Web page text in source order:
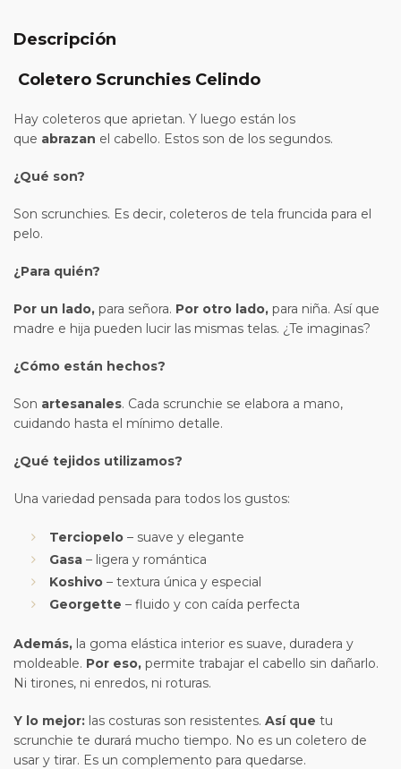
Descripción
Coletero Scrunchies Celindo
Hay coleteros que aprietan. Y luego están los
que abrazan el cabello. Estos son de los segundos.
¿Qué son?
Son scrunchies. Es decir, coleteros de tela fruncida para el
pelo.
¿Para quién?
Por un lado, para señora. Por otro lado, para niña. Así que
madre e hija pueden lucir las mismas telas. ¿Te imaginas?
¿Cómo están hechos?
Son artesanales. Cada scrunchie se elabora a mano,
cuidando hasta el mínimo detalle.
¿Qué tejidos utilizamos?
Una variedad pensada para todos los gustos:
Terciopelo – suave y elegante
Gasa – ligera y romántica
Koshivo – textura única y especial
Georgette – fluido y con caída perfecta
Además, la goma elástica interior es suave, duradera y
moldeable. Por eso, permite trabajar el cabello sin dañarlo.
Ni tirones, ni enredos, ni roturas.
Y lo mejor: las costuras son resistentes. Así que tu
scrunchie te durará mucho tiempo. No es un coletero de
usar y tirar. Es un complemento para quedarse.